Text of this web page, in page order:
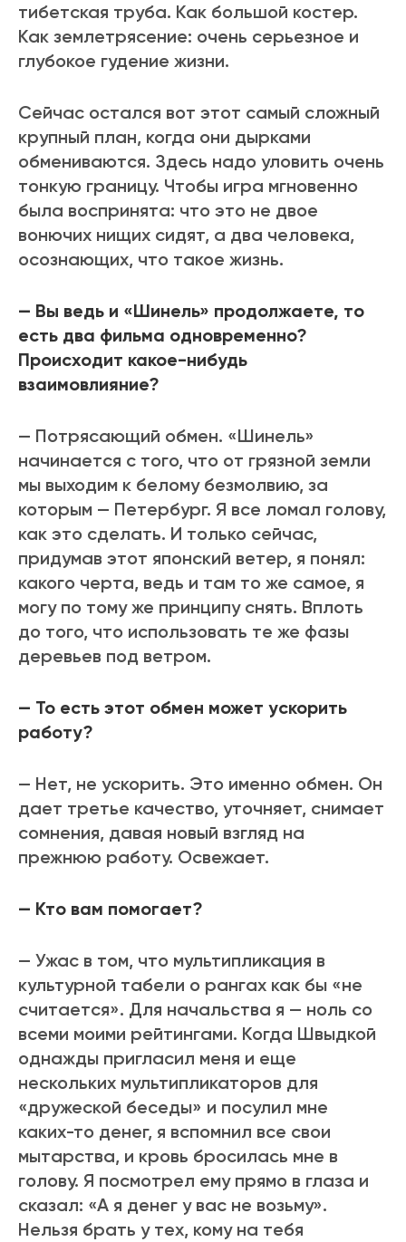
тибетская труба. Как большой костер.
Как землетрясение: очень серьезное и
глубокое гудение жизни.
Сейчас остался вот этот самый сложный
крупный план, когда они дырками
обмениваются. Здесь надо уловить очень
тонкую границу. Чтобы игра мгновенно
была воспринята: что это не двое
вонючих нищих сидят, а два человека,
осознающих, что такое жизнь.
— Вы ведь и «Шинель» продолжаете, то
есть два фильма одновременно?
Происходит какое-нибудь
взаимовлияние?
— Потрясающий обмен. «Шинель»
начинается с того, что от грязной земли
мы выходим к белому безмолвию, за
которым — Петербург. Я все ломал голову,
как это сделать. И только сейчас,
придумав этот японский ветер, я понял:
какого черта, ведь и там то же самое, я
могу по тому же принципу снять. Вплоть
до того, что использовать те же фазы
деревьев под ветром.
— То есть этот обмен может ускорить
работу?
— Нет, не ускорить. Это именно обмен. Он
дает третье качество, уточняет, снимает
сомнения, давая новый взгляд на
прежнюю работу. Освежает.
— Кто вам помогает?
— Ужас в том, что мультипликация в
культурной табели о рангах как бы «не
считается». Для начальства я — ноль со
всеми моими рейтингами. Когда Швыдкой
однажды пригласил меня и еще
нескольких мультипликаторов для
«дружеской беседы» и посулил мне
каких-то денег, я вспомнил все свои
мытарства, и кровь бросилась мне в
голову. Я посмотрел ему прямо в глаза и
сказал: «А я денег у вас не возьму».
Нельзя брать у тех, кому на тебя